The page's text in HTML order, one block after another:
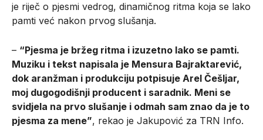
je riječ o pjesmi vedrog, dinamičnog ritma koja se lako
pamti već nakon prvog slušanja.
– “Pjesma je bržeg ritma i izuzetno lako se pamti.
Muziku i tekst napisala je Mensura Bajraktarević,
dok aranžman i produkciju potpisuje Arel Češljar,
moj dugogodišnji producent i saradnik. Meni se
svidjela na prvo slušanje i odmah sam znao da je to
pjesma za mene”, rekao je Jakupović za TRN Info.